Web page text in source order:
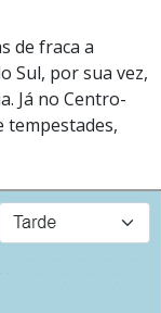
de fraca a
Sul, por sua vez,
Já no Centro-
tempestades,